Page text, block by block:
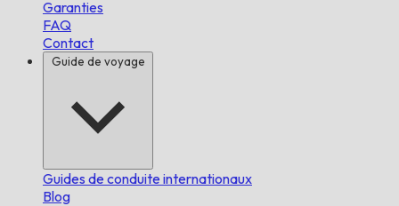
Garanties
FAQ
Contact
Guide de voyage
Guides de conduite internationaux
Blog